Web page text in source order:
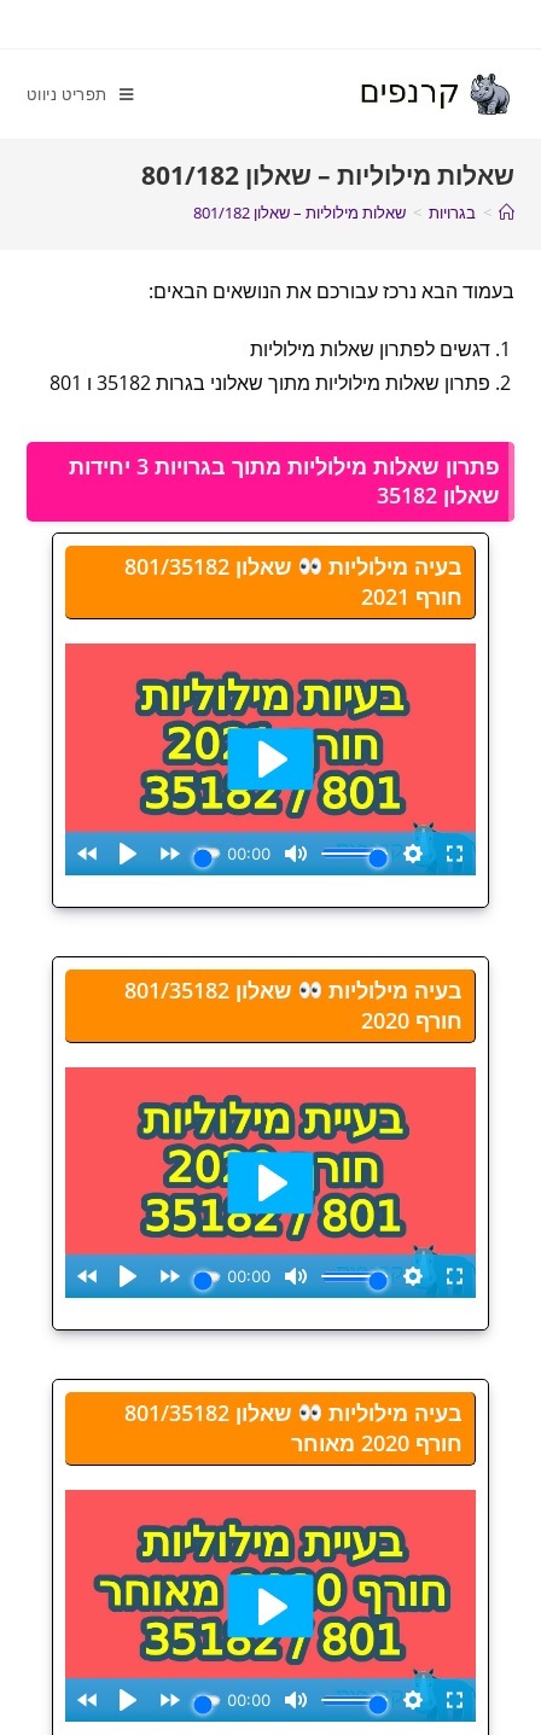
תפריט ניווט
שאלות מילוליות – שאלון 801/182
> בגרויות > שאלות מילוליות – שאלון 801/182
בעמוד הבא נרכז עבורכם את הנושאים הבאים:
דגשים לפתרון שאלות מילוליות
פתרון שאלות מילוליות מתוך שאלוני בגרות 35182 ו 801
פתרון שאלות מילוליות מתוך בגרויות 3 יחידות
שאלון 35182
בעיה מילוליות
שאלון 801/35182
חורף 2021
בעיה מילוליות
שאלון 801/35182
חורף 2020
בעיה מילוליות
שאלון 801/35182
חורף 2020 מאוחר